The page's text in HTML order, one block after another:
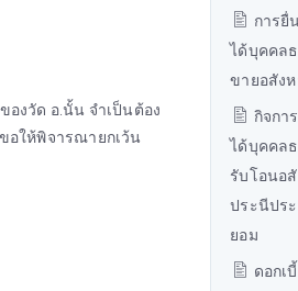
การยื่
ได้บุคคล
ขายอสัง
กิจกา
ได้บุคคล
รับโอนอ
ประนีปร
ยอม
ดอกเ
องวัด อ.นั้น จำเป็นต้อง
อให้พิจารณายกเว้น